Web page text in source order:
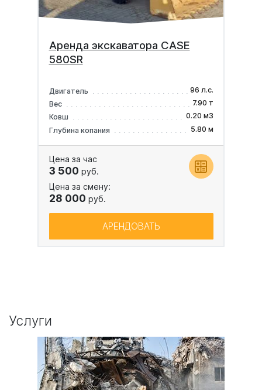
Аренда экскаватора CASE
580SR
Двигатель
96 л.с.
Вес
7.90 т
Ковш
0.20 м3
Глубина копания
5.80 м
Цена за час
3 500 руб.
Цена за смену:
28 000 руб.
АРЕНДОВАТЬ
Услуги